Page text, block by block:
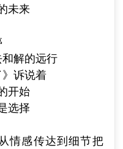
未来
解的远行
诉说着
开始
选择
情感传达到细节把